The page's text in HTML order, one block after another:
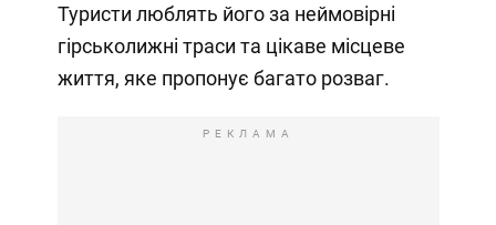
Туристи люблять його за неймовірні
гірськолижні траси та цікаве місцеве
життя, яке пропонує багато розваг.
РЕКЛАМА